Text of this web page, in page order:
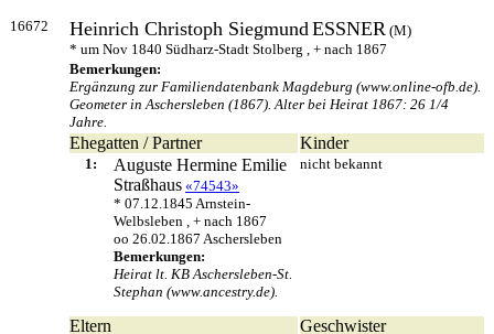
16672 Heinrich Christoph SiegmundESSNER
(M)
* um Nov 1840 Südharz-Stadt Stolberg , + nach 1867
Bemerkungen:
Ergänzung zur Familiendatenbank Magdeburg (www.online-ofb.de).
Geometer in Aschersleben (1867). Alter bei Heirat 1867: 26 1/4
Jahre.
Ehegatten / Partner Kinder
1:
Auguste Hermine Emilie
Straßhaus «74543»
* 07.12.1845 Arnstein-
Welbsleben , + nach 1867
oo 26.02.1867 Aschersleben
Bemerkungen:
Heirat lt. KB Aschersleben-St.
Stephan (www.ancestry.de).
nicht bekannt
Eltern Geschwister